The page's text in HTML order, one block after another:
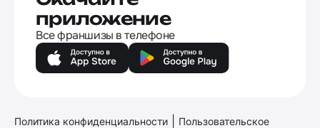
приложение
Все франшизы в телефоне
Политика конфиденциальности
Пользовательское